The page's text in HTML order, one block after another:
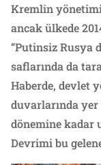
Kremlin
ancak ülkede
“Putinsiz Rusya
saflarında da
Haberde, devlet
duvarlarında
dönemine kadar
Devrimi bu